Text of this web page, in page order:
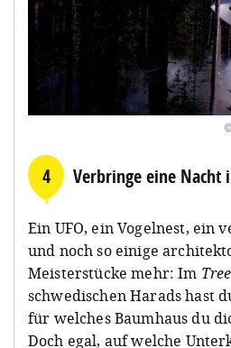
4 Verbringe eine Nacht
Ein UFO, ein Vogelnest, ein
und noch so einige
Meisterstücke mehr: Im
schwedischen Harads hast
für welches Baumhaus du
Doch egal, auf welche